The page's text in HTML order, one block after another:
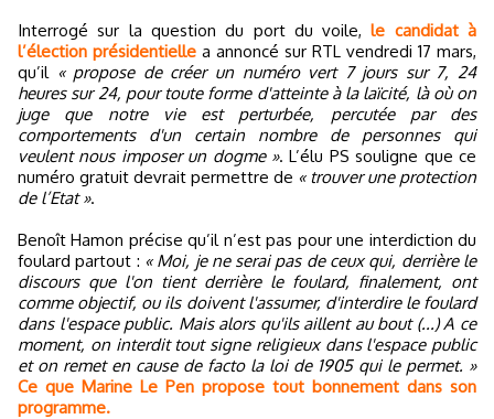
Interrogé sur la question du port du voile,le candidat à
l’élection présidentielle a annoncé sur RTL vendredi 17 mars,
qu’il « propose de créer un numéro vert 7 jours sur 7, 24
heures sur 24, pour toute forme d'atteinte à la laïcité, là où on
juge que notre vie est perturbée, percutée par des
comportements d'un certain nombre de personnes qui
veulent nous imposer un dogme ». L’élu PS souligne que ce
numéro gratuit devrait permettre de « trouver une protection
de l’Etat ».
Benoît Hamon précise qu’il n’est pas pour une interdiction du
foulard partout : « Moi, je ne serai pas de ceux qui, derrière le
discours que l'on tient derrière le foulard, finalement, ont
comme objectif, ou ils doivent l'assumer, d'interdire le foulard
dans l'espace public. Mais alors qu'ils aillent au bout (...) A ce
moment, on interdit tout signe religieux dans l'espace public
et on remet en cause de facto la loi de 1905 qui le permet. »
Ce que Marine Le Pen propose tout bonnement dans son
programme.